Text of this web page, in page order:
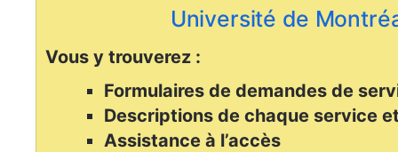
Université de
Vous y trouverez :
Formulaires de demandes de
Descriptions de chaque service
Assistance à l’accès